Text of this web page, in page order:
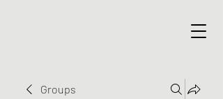
Groups